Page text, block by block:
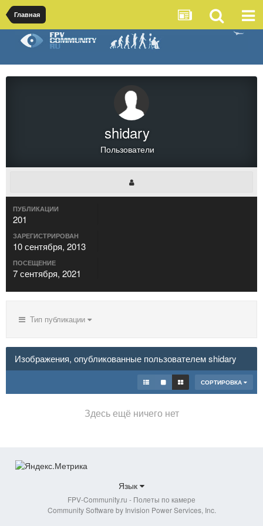
Главная
shidary
Пользователи
ПУБЛИКАЦИИ
201
ЗАРЕГИСТРИРОВАН
10 сентября, 2013
ПОСЕЩЕНИЕ
7 сентября, 2021
Тип публикации
Изображения, опубликованные пользователем shidary
СОРТИРОВКА
Здесь ещё ничего нет
Язык
FPV-Community.ru - Полеты по камере
Community Software by Invision Power Services, Inc.